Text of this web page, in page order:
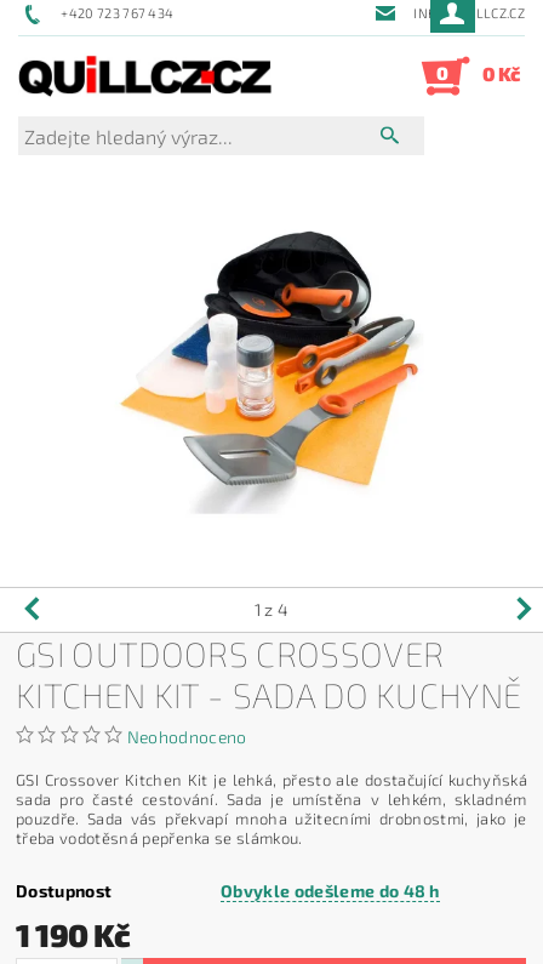
+420 723 767 434 INFO@QUILLCZ.CZ
0 0 Kč
1 z 4
GSI OUTDOORS CROSSOVER
KITCHEN KIT - SADA DO KUCHYNĚ
Neohodnoceno
GSI Crossover Kitchen Kit je lehká, přesto ale dostačující kuchyňská
sada pro časté cestování. Sada je umístěna v lehkém, skladném
pouzdře. Sada vás překvapí mnoha užitecními drobnostmi, jako je
třeba vodotěsná pepřenka se slámkou.
Dostupnost Obvykle odešleme do 48 h
1 190 Kč